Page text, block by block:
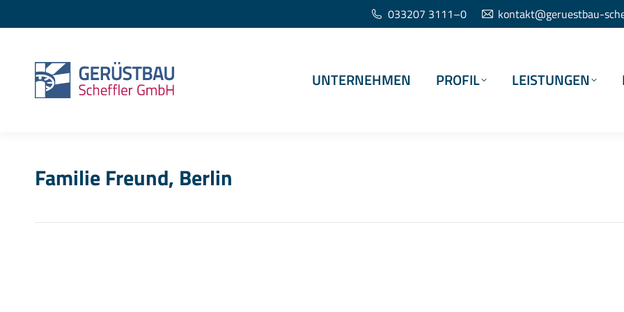
033207 3111–0 kontakt@geruestbau-
UNTERNEHMEN PROFIL LEISTUNGEN
Familie Freund, Berlin